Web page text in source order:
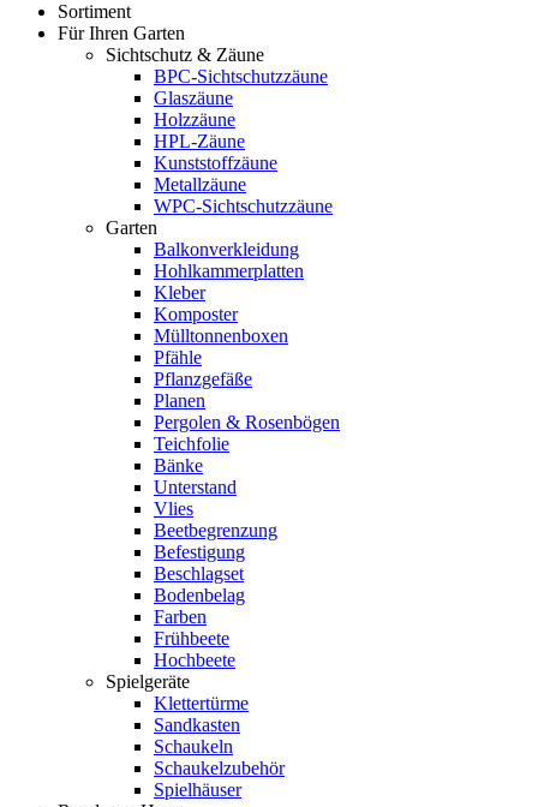
Sortiment
Für Ihren Garten
Sichtschutz & Zäune
BPC-Sichtschutzzäune
Glaszäune
Holzzäune
HPL-Zäune
Kunststoffzäune
Metallzäune
WPC-Sichtschutzzäune
Garten
Balkonverkleidung
Hohlkammerplatten
Kleber
Komposter
Mülltonnenboxen
Pfähle
Pflanzgefäße
Planen
Pergolen & Rosenbögen
Teichfolie
Bänke
Unterstand
Vlies
Beetbegrenzung
Befestigung
Beschlagset
Bodenbelag
Farben
Frühbeete
Hochbeete
Spielgeräte
Klettertürme
Sandkasten
Schaukeln
Schaukelzubehör
Spielhäuser